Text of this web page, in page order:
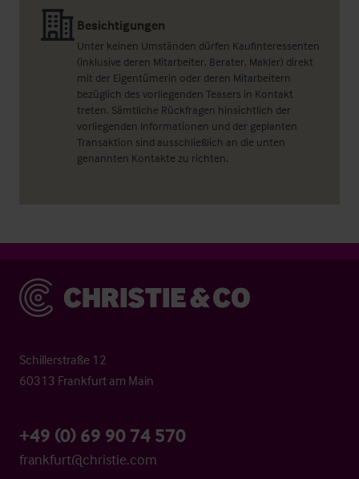
Besichtigungen
Unter keinen Umständen dürfen Kaufinteressenten
(inklusive deren Mitarbeiter, Berater, Makler) direkt
mit der Eigentümerin oder deren Mitarbeitern
bezüglich des vorliegenden Teasers in Kontakt
treten. Sämtliche Rückfragen hinsichtlich der
vorliegenden Informationen und der geplanten
Transaktion sind ausschließlich an die unten
genannten Kontakte zu richten.
Christie & Co
Schillerstraße 12
60313 Frankfurt am Main
+49 (0) 69 90 74 570
frankfurt@christie.com